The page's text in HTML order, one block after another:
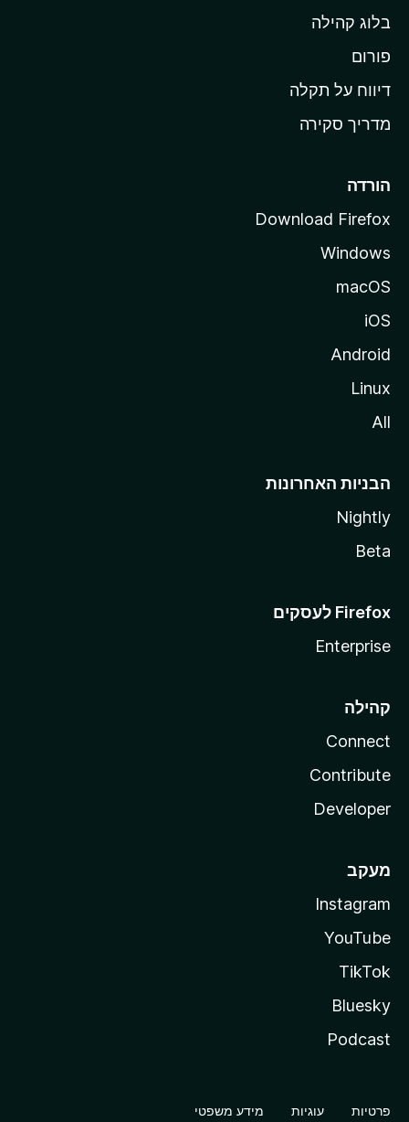
ל
M
i
l
בלוג קהילה
פורום
דיווח על תקלה
מדריך סקירה
הורדה
Download Firefox
Windows
macOS
iOS
Android
Linux
All
הבניות האחרונות
Nightly
Beta
Enterprise
קהילה
Connect
Contribute
Developer
מעקב
Instagram
YouTube
TikTok
Bluesky
Podcast
פרטיות עוגיות מידע משפטי